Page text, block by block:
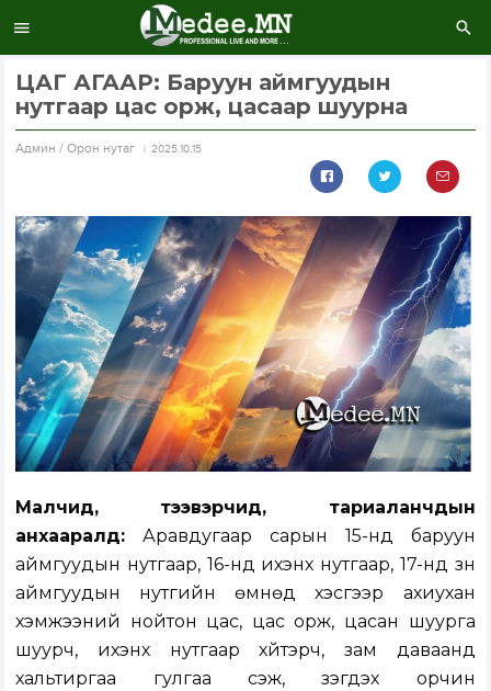
ЦАГ АГААР: Баруун аймгуудын
нутгаар цас орж, цасаар шуурна
Aдмин / Орон нутаг 2025.10.15
Малчид, тээвэрчид, тариаланчдын
анхааралд: Аравдугаар сарын 15-нд баруун
аймгуудын нутгаар, 16-нд ихэнх нутгаар, 17-нд зүүн
аймгуудын нутгийн өмнөд хэсгээр ахиухан
хэмжээний нойтон цас, цас орж, цасан шуурга
шуурч, ихэнх нутгаар хүйтэрч, зам даваанд
хальтиргаа гулгаа үүсэж, үзэгдэх орчин